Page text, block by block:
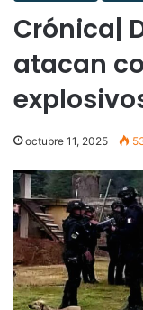
Crónica|
atacan
octubre 11, 2025